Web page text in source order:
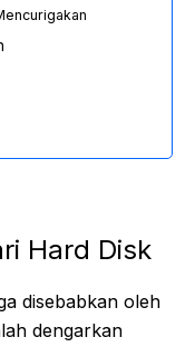
Hard Disk
disebabkan oleh
dengarkan